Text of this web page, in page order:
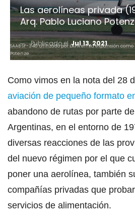
Las aerolíneas privada
Arq. Pablo Luciano
Publicado el Jul 13, 2021
SAAB SF-340 utilizado por LAPA en su expansión
Potenze.
Como vimos en la nota del 28
aviación de pequeño formato
abandono de rutas por parte
Argentinas, en el entorno de
diversas reacciones de las
del nuevo régimen por el que
poner una aerolínea, también
compañías privadas que
servicios de alimentación.